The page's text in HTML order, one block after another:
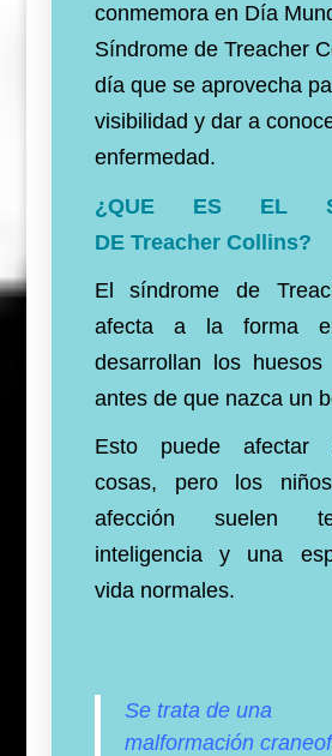
conmemora en Día
Síndrome de Treacher
día que se aprovecha
visibilidad y dar a
enfermedad.
¿QUE ES EL
DE Treacher Collins?
El síndrome de
afecta a la forma
desarrollan los
antes de que nazca un
Esto puede afectar
cosas, pero los
afección suelen
inteligencia y una
vida normales.
Se trata de una
malformación